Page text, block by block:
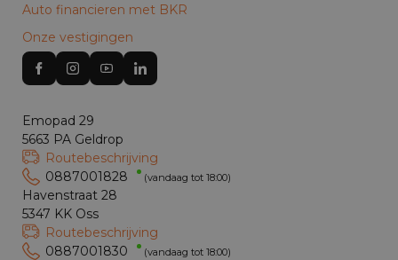
Auto financieren met BKR
Onze vestigingen
Emopad 29
5663 PA Geldrop
Routebeschrijving
0887001828
(vandaag tot 18:00)
Havenstraat 28
5347 KK Oss
Routebeschrijving
0887001830
(vandaag tot 18:00)